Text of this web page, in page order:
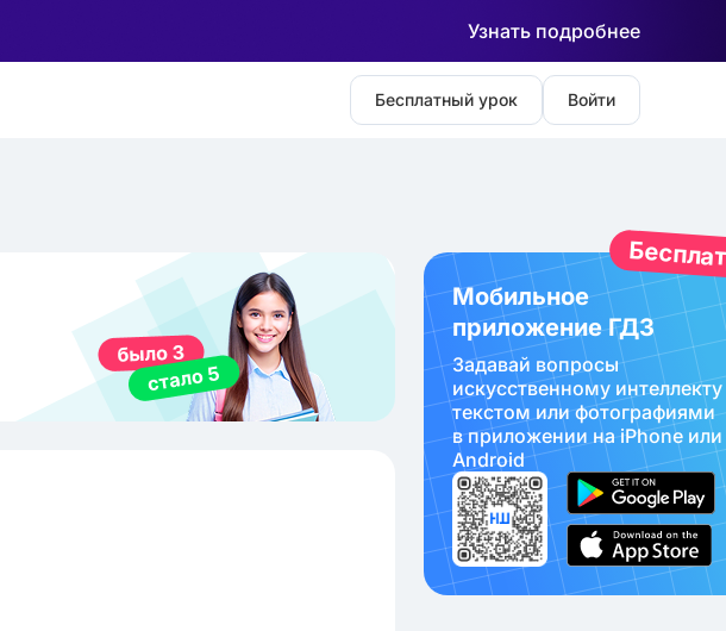
Узнать подробнее
Бесплатный урок Войти
Мобильное
приложение ГДЗ
Задавай вопросы
искуcственному интеллекту
текстом или фотографиями
в приложении на iPhone или
Android